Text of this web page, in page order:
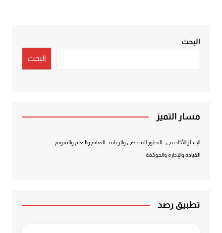
البحث
البحث
مسار التميز
الإنجاز الأكاديمي التطور الشخصي والرعاية التعليم والتعلم والتقويم
القيادة والإدارة والحوكمة
تطبيق رصد